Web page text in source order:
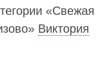
«Свежая
Виктория